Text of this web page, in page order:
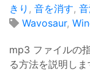
きり , 音を消す,
Wavosaur,
mp3 ファイルの
る方法を説明し